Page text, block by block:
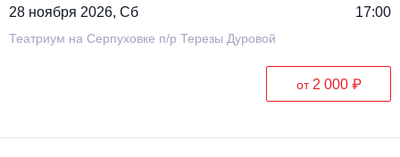
28 ноября 2026, Сб 17:00
Театриум на Серпуховке п/р Терезы Дуровой
от 2 000 ₽